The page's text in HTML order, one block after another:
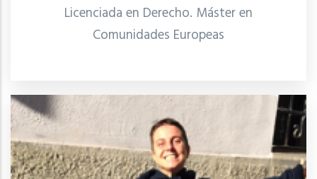
Licenciada en Derecho. Máster en
Comunidades Europeas